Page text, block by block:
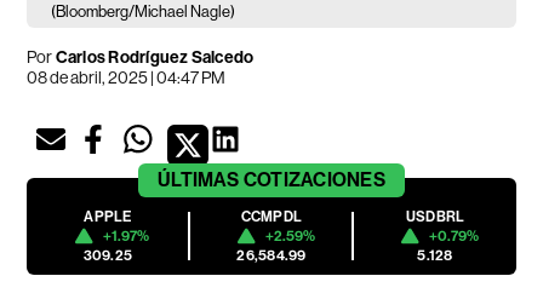
(Bloomberg/Michael Nagle)
PorCarlos Rodríguez Salcedo
08 de abril, 2025 | 04:47 PM
ÚLTIMAS COTIZACIONES
APPLE
+1.97%
309.25
CCMPDL
+2.59%
26,584.99
USDBRL
+0.79%
5.128